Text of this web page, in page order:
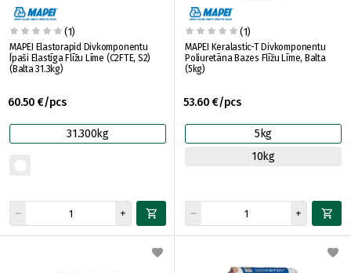
(1)
MAPEI Elastorapid Divkomponentu
Īpaši Elastīga Flīžu Līme (C2FTE, S2)
(Balta 31.3kg)
60.50 €/pcs
31.300kg
(1)
MAPEI Keralastic-T Divkomponentu
Poliuretāna Bazes Flīžu Līme, Balta
(5kg)
53.60 €/pcs
5kg
10kg